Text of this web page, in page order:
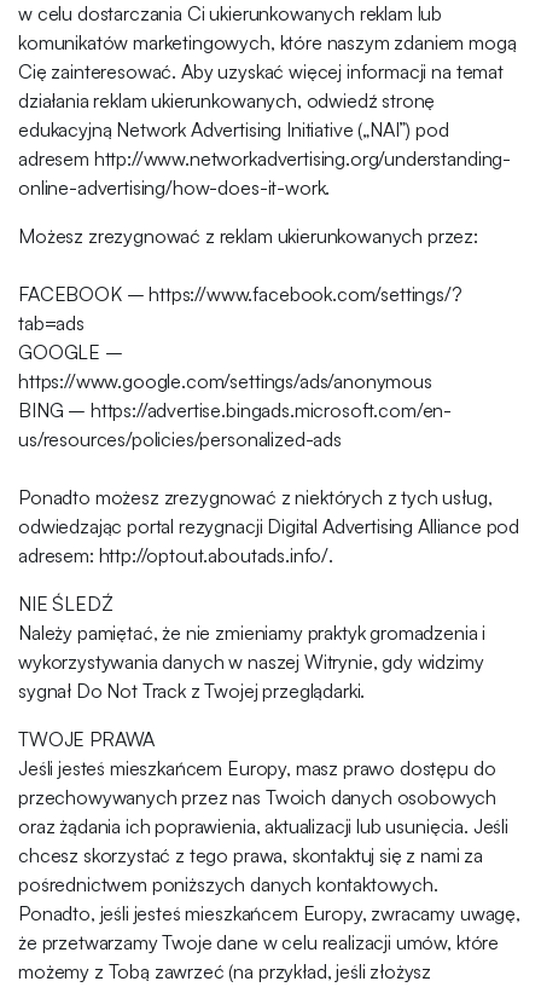
w celu dostarczania Ci ukierunkowanych reklam lub
komunikatów marketingowych, które naszym zdaniem mogą
Cię zainteresować. Aby uzyskać więcej informacji na temat
działania reklam ukierunkowanych, odwiedź stronę
edukacyjną Network Advertising Initiative („NAI”) pod
adresem http://www.networkadvertising.org/understanding-
online-advertising/how-does-it-work.
Możesz zrezygnować z reklam ukierunkowanych przez:
FACEBOOK – https://www.facebook.com/settings/?
tab=ads
GOOGLE –
https://www.google.com/settings/ads/anonymous
BING – https://advertise.bingads.microsoft.com/en-
us/resources/policies/personalized-ads
Ponadto możesz zrezygnować z niektórych z tych usług,
odwiedzając portal rezygnacji Digital Advertising Alliance pod
adresem: http://optout.aboutads.info/.
NIE ŚLEDŹ
Należy pamiętać, że nie zmieniamy praktyk gromadzenia i
wykorzystywania danych w naszej Witrynie, gdy widzimy
sygnał Do Not Track z Twojej przeglądarki.
TWOJE PRAWA
Jeśli jesteś mieszkańcem Europy, masz prawo dostępu do
przechowywanych przez nas Twoich danych osobowych
oraz żądania ich poprawienia, aktualizacji lub usunięcia. Jeśli
chcesz skorzystać z tego prawa, skontaktuj się z nami za
pośrednictwem poniższych danych kontaktowych.
Ponadto, jeśli jesteś mieszkańcem Europy, zwracamy uwagę,
że przetwarzamy Twoje dane w celu realizacji umów, które
możemy z Tobą zawrzeć (na przykład, jeśli złożysz